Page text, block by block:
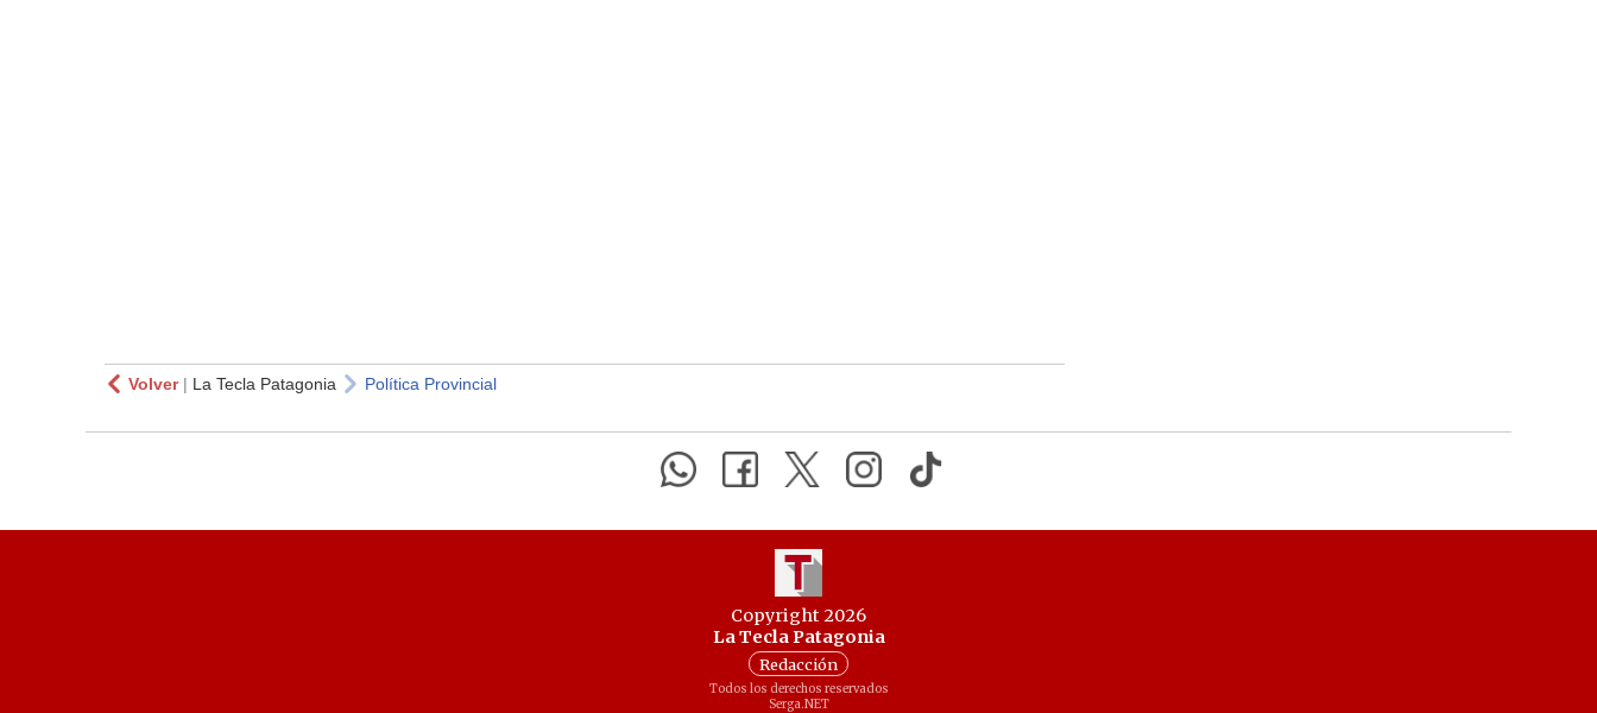
Volver| La Tecla Patagonia Política Provincial
Copyright 2026
La Tecla Patagonia
Redacción
Todos los derechos reservados
Serga.NET